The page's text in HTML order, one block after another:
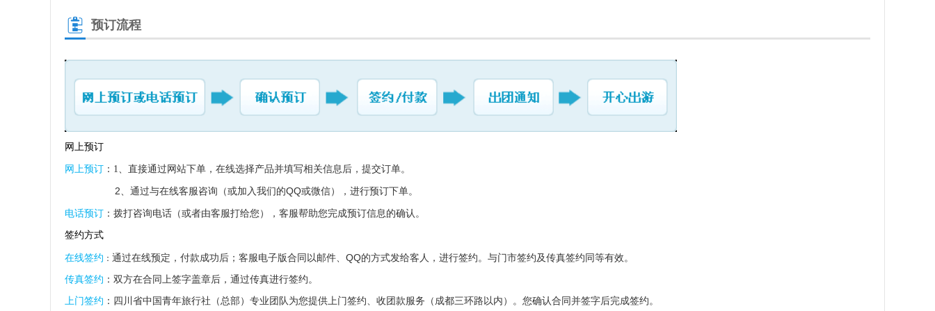
预订流程
网上预订
网上预订 ：1、直接通过网站下单，在线选择产品并填写相关信息后，提交订单。
2、通过与在线客服咨询（或加入我们的QQ或微信），进行预订下单。
电话预订 ：拨打咨询电话（或者由客服打给您），客服帮助您完成预订信息的确认。
签约方式
在线签约 ： 通过在线预定，付款成功后；客服电子版合同以邮件、QQ的方式发给客人，进行签约。与门市签约及传真签约同等有效。
传真签约 ：双方在合同上签字盖章后，通过传真进行签约。
上门签约 ：四川省中国青年旅行社（总部）专业团队为您提供上门签约、收团款服务（成都三环路以内）。您确认合同并签字后完成签约。